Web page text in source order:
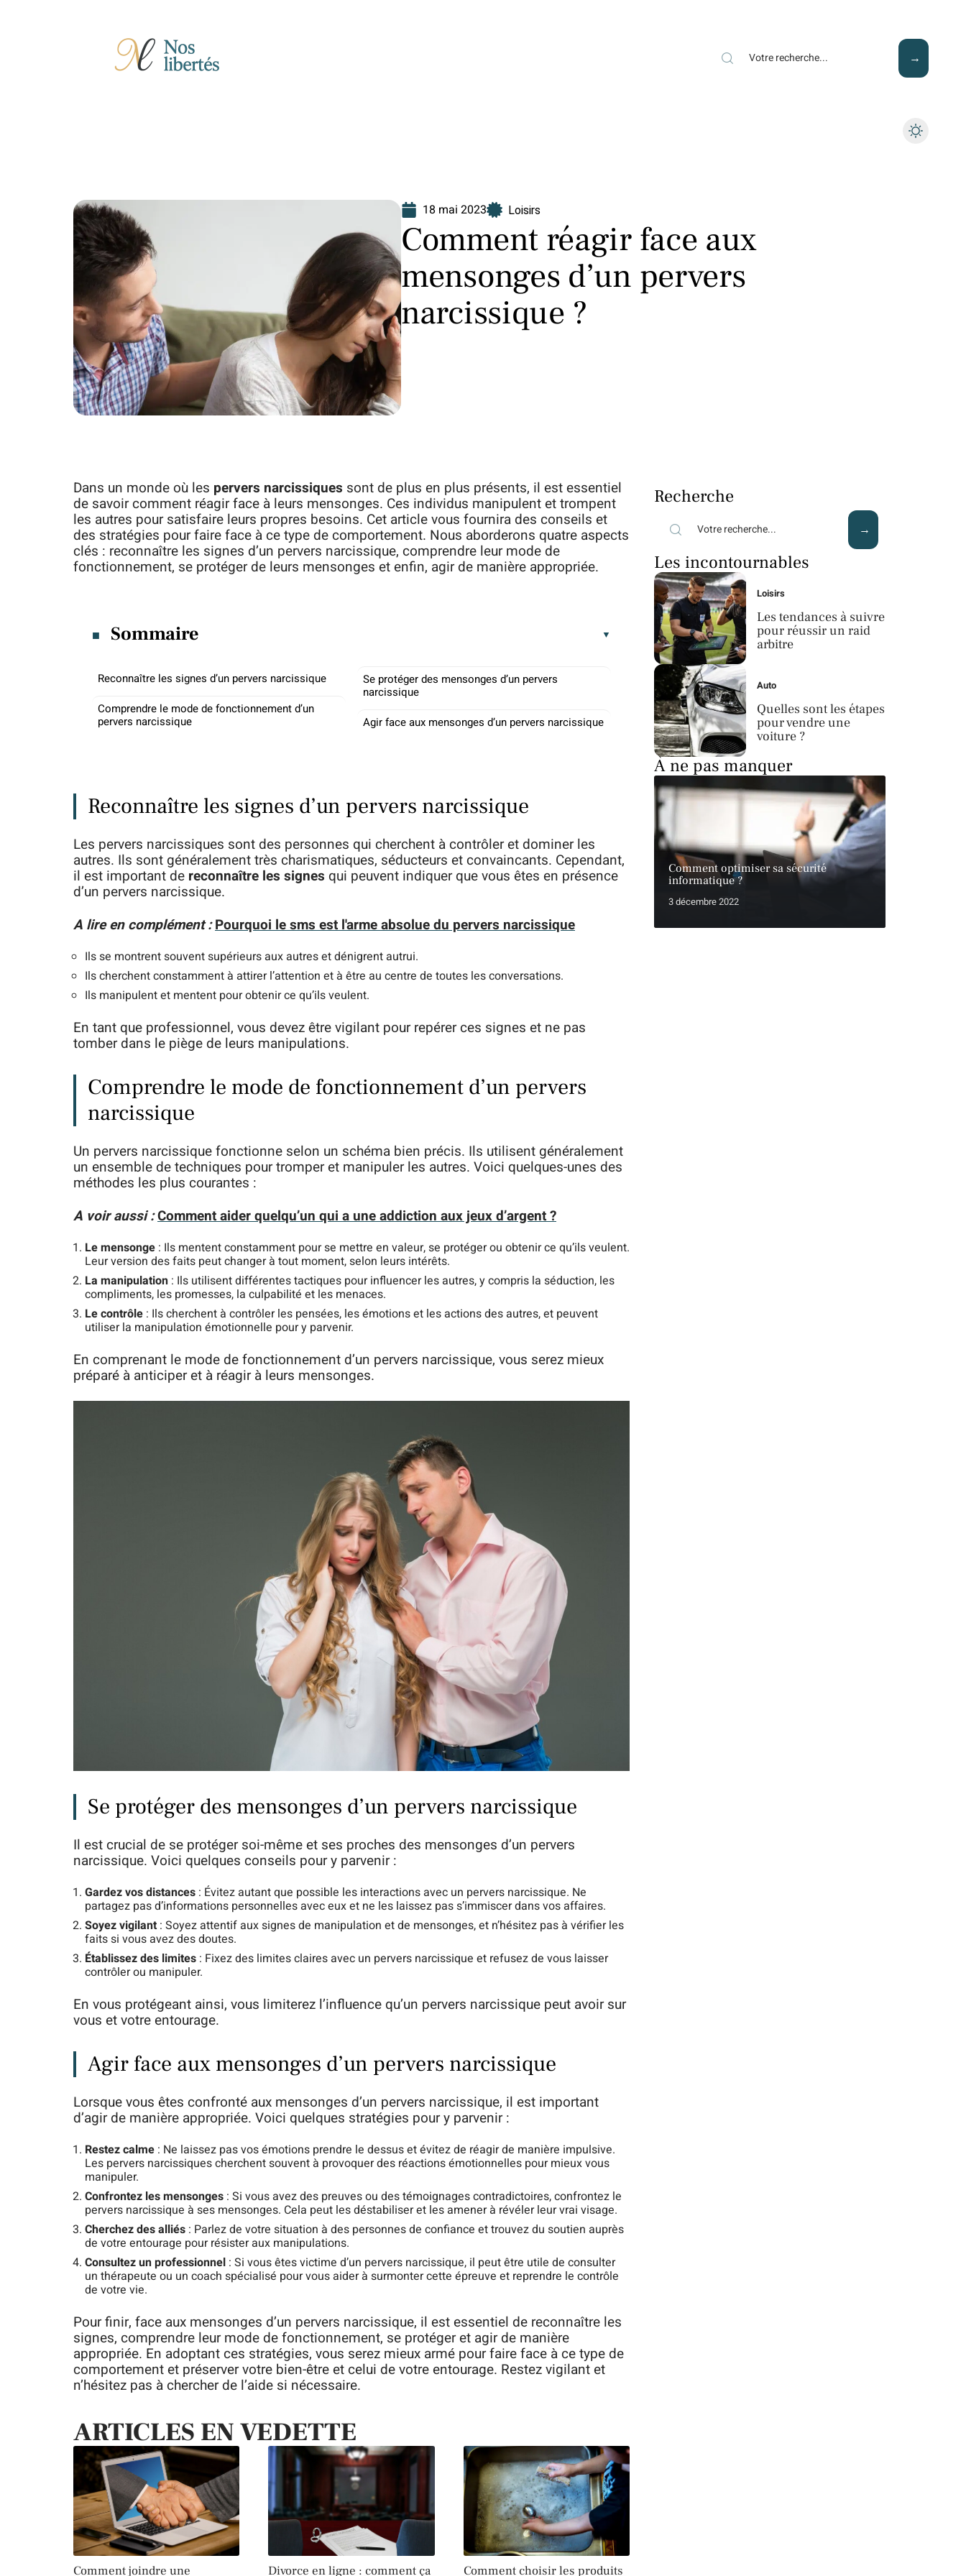
18 mai 2023 Loisirs
Comment réagir face aux
mensonges d’un pervers
narcissique ?
Dans un monde où les pervers narcissiques sont de plus en plus présents, il est essentiel
de savoir comment réagir face à leurs mensonges. Ces individus manipulent et trompent
les autres pour satisfaire leurs propres besoins. Cet article vous fournira des conseils et
des stratégies pour faire face à ce type de comportement. Nous aborderons quatre aspects
clés : reconnaître les signes d’un pervers narcissique, comprendre leur mode de
fonctionnement, se protéger de leurs mensonges et enfin, agir de manière appropriée.
Sommaire
Reconnaître les signes d’un pervers narcissique
Comprendre le mode de fonctionnement d’un
pervers narcissique
Se protéger des mensonges d’un pervers
narcissique
Agir face aux mensonges d’un pervers narcissique
Reconnaître les signes d’un pervers narcissique
Les pervers narcissiques sont des personnes qui cherchent à contrôler et dominer les
autres. Ils sont généralement très charismatiques, séducteurs et convaincants. Cependant,
il est important de reconnaître les signes qui peuvent indiquer que vous êtes en présence
d’un pervers narcissique.
A lire en complément :Pourquoi le sms est l'arme absolue du pervers narcissique
Ils se montrent souvent supérieurs aux autres et dénigrent autrui.
Ils cherchent constamment à attirer l’attention et à être au centre de toutes les conversations.
Ils manipulent et mentent pour obtenir ce qu’ils veulent.
En tant que professionnel, vous devez être vigilant pour repérer ces signes et ne pas
tomber dans le piège de leurs manipulations.
Comprendre le mode de fonctionnement d’un pervers
narcissique
Un pervers narcissique fonctionne selon un schéma bien précis. Ils utilisent généralement
un ensemble de techniques pour tromper et manipuler les autres. Voici quelques-unes des
méthodes les plus courantes :
A voir aussi :Comment aider quelqu’un qui a une addiction aux jeux d’argent ?
Le mensonge : Ils mentent constamment pour se mettre en valeur, se protéger ou obtenir ce qu’ils veulent.
Leur version des faits peut changer à tout moment, selon leurs intérêts.
La manipulation : Ils utilisent différentes tactiques pour influencer les autres, y compris la séduction, les
compliments, les promesses, la culpabilité et les menaces.
Le contrôle : Ils cherchent à contrôler les pensées, les émotions et les actions des autres, et peuvent
utiliser la manipulation émotionnelle pour y parvenir.
En comprenant le mode de fonctionnement d’un pervers narcissique, vous serez mieux
préparé à anticiper et à réagir à leurs mensonges.
Se protéger des mensonges d’un pervers narcissique
Il est crucial de se protéger soi-même et ses proches des mensonges d’un pervers
narcissique. Voici quelques conseils pour y parvenir :
Gardez vos distances : Évitez autant que possible les interactions avec un pervers narcissique. Ne
partagez pas d’informations personnelles avec eux et ne les laissez pas s’immiscer dans vos affaires.
Soyez vigilant : Soyez attentif aux signes de manipulation et de mensonges, et n’hésitez pas à vérifier les
faits si vous avez des doutes.
Établissez des limites : Fixez des limites claires avec un pervers narcissique et refusez de vous laisser
contrôler ou manipuler.
En vous protégeant ainsi, vous limiterez l’influence qu’un pervers narcissique peut avoir sur
vous et votre entourage.
Agir face aux mensonges d’un pervers narcissique
Lorsque vous êtes confronté aux mensonges d’un pervers narcissique, il est important
d’agir de manière appropriée. Voici quelques stratégies pour y parvenir :
Restez calme : Ne laissez pas vos émotions prendre le dessus et évitez de réagir de manière impulsive.
Les pervers narcissiques cherchent souvent à provoquer des réactions émotionnelles pour mieux vous
manipuler.
Confrontez les mensonges : Si vous avez des preuves ou des témoignages contradictoires, confrontez le
pervers narcissique à ses mensonges. Cela peut les déstabiliser et les amener à révéler leur vrai visage.
Cherchez des alliés : Parlez de votre situation à des personnes de confiance et trouvez du soutien auprès
de votre entourage pour résister aux manipulations.
Consultez un professionnel : Si vous êtes victime d’un pervers narcissique, il peut être utile de consulter
un thérapeute ou un coach spécialisé pour vous aider à surmonter cette épreuve et reprendre le contrôle
de votre vie.
Pour finir, face aux mensonges d’un pervers narcissique, il est essentiel de reconnaître les
signes, comprendre leur mode de fonctionnement, se protéger et agir de manière
appropriée. En adoptant ces stratégies, vous serez mieux armé pour faire face à ce type de
comportement et préserver votre bien-être et celui de votre entourage. Restez vigilant et
n’hésitez pas à chercher de l’aide si nécessaire.
ARTICLES EN VEDETTE
Comment joindre une Divorce en ligne : comment ça Comment choisir les produits
Recherche
Les incontournables
Loisirs
Les tendances à suivre
pour réussir un raid
arbitre
Auto
Quelles sont les étapes
pour vendre une
voiture ?
À ne pas manquer
Comment optimiser sa sécurité
informatique ?
3 décembre 2022